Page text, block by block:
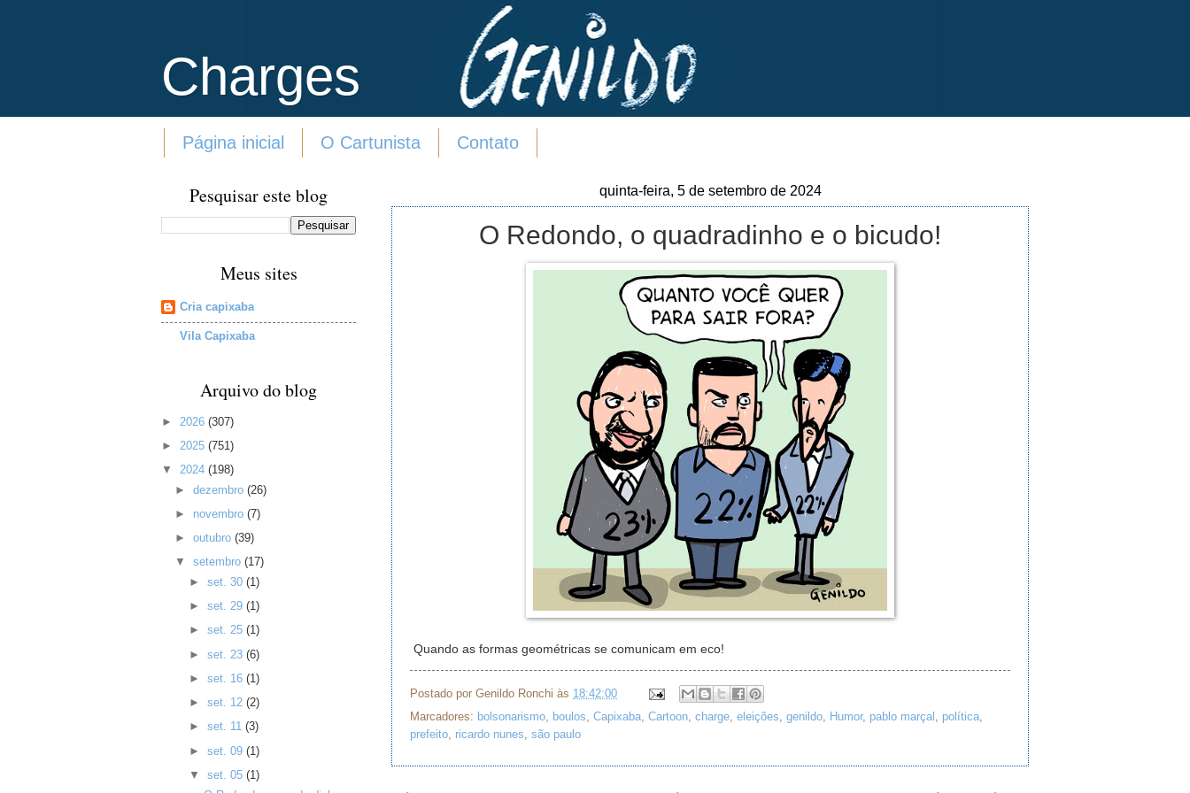
Charges
Página inicial O Cartunista Contato
quinta-feira, 5 de setembro de 2024
O Redondo, o quadradinho e o bicudo!
Quando as formas geométricas se comunicam em eco!
Postado por Genildo Ronchi às 18:42:00
Marcadores: bolsonarismo, boulos, Capixaba, Cartoon, charge, eleições, genildo, Humor, pablo marçal , política,
prefeito, ricardo nunes, são paulo
Pesquisar este blog
Meus sites
Cria capixaba
Vila Capixaba
Arquivo do blog
► 2026 (307)
► 2025 (751)
▼ 2024 (198)
►dezembro(26)
► novembro(7)
►outubro(39)
▼setembro(17)
► set. 30 (1)
► set. 29 (1)
► set. 25 (1)
► set. 23 (6)
► set. 16 (1)
► set. 12 (2)
► set. 11 (3)
► set. 09 (1)
▼ set. 05 (1)